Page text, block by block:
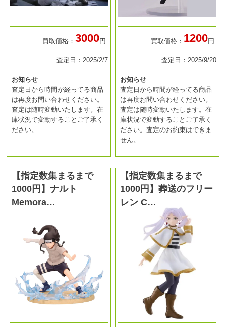
買取価格： 3000円
査定日：2025/2/7
お知らせ
査定日から時間が経ってる商品
は再度お問い合わせください。
査定は随時変動いたします。在
庫状況で変動することご了承く
ださい。
買取価格： 1200円
査定日：2025/9/20
お知らせ
査定日から時間が経ってる商品
は再度お問い合わせください。
査定は随時変動いたします。在
庫状況で変動することご了承く
ださい。査定のお約束はできま
せん。
【指定数集まるまで
1000円】ナルト
Memora…
【指定数集まるまで
1000円】葬送のフリー
レン C…